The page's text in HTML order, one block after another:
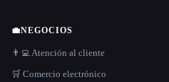
💼NEGOCIOS
👨‍💻 Atención al cliente
🛒 Comercio electrónico